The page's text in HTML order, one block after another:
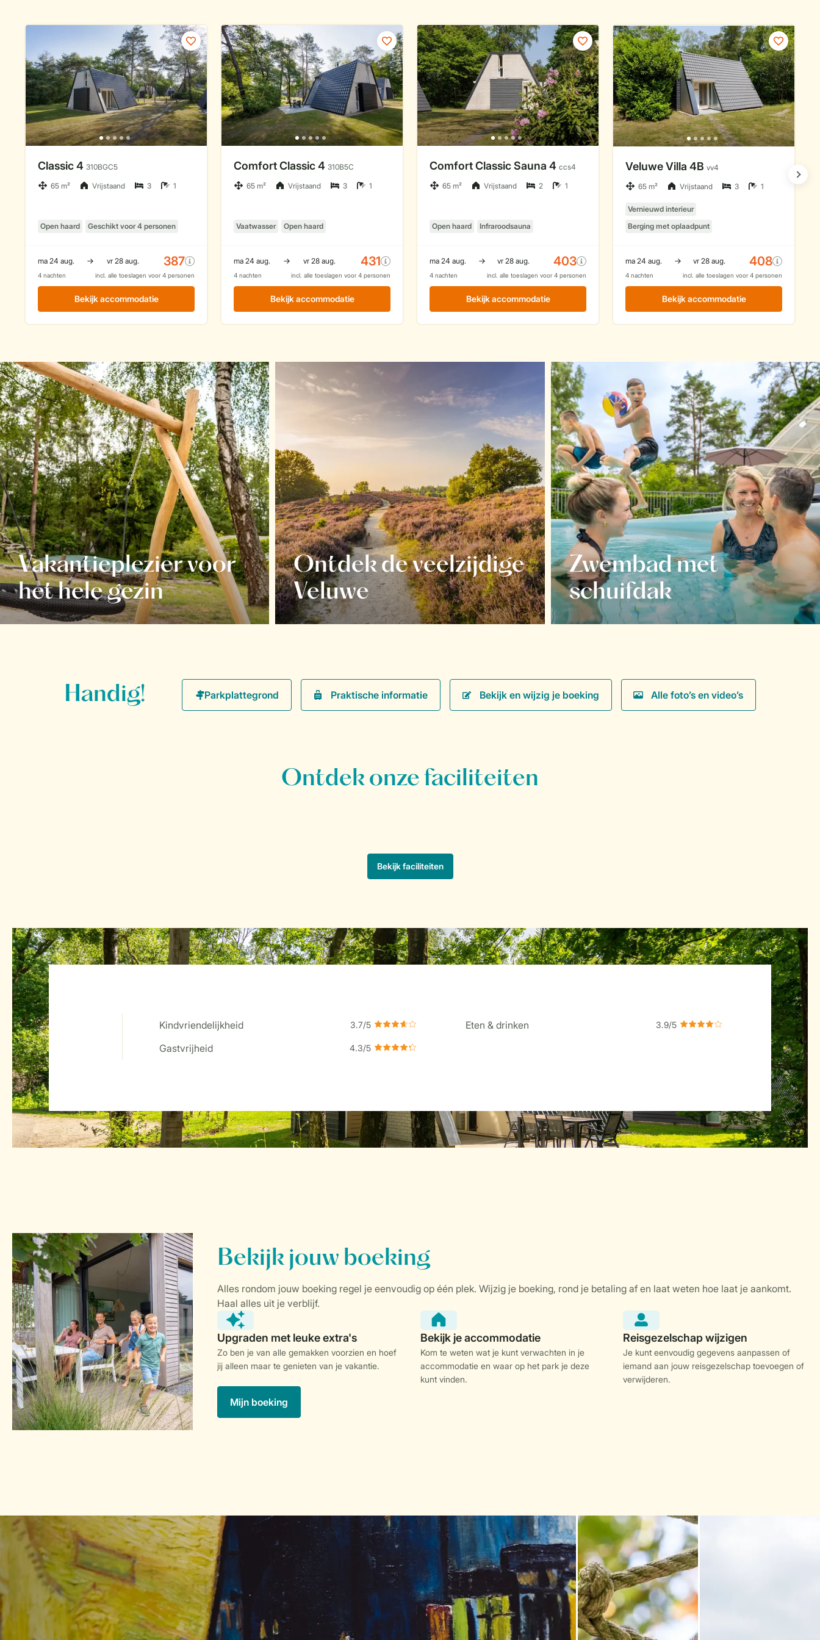
Vakantieplezier voor
het hele gezin
Ontdek de veelzijdige
Veluwe
Zwembad met
schuifdak
Handig! Praktische informatie Bekijk en wijzig je boeking Alle foto’s en video’s
Kindvriendelijkheid
Eten & drinken
Gastvrijheid
Zo ben je van alle gemakken voorzien en hoef
jij alleen maar te genieten van je vakantie.
Kom te weten wat je kunt verwachten in je
accommodatie en waar op het park je deze
kunt vinden.
Je kunt eenvoudig gegevens aanpassen of
iemand aan jouw reisgezelschap toevoegen of
verwijderen.
Mijn boeking